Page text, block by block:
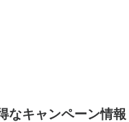
なキャンペーン情報